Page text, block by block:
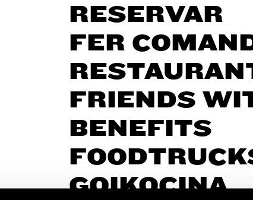
RESERVAR
FER
FRIENDS
BENEFITS
GOIKOCINA